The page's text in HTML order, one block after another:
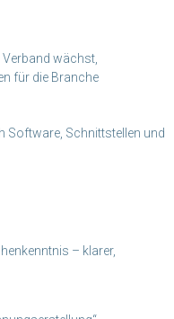
Verband wächst,
für die Branche
Software, Schnittstellen und
– klarer,